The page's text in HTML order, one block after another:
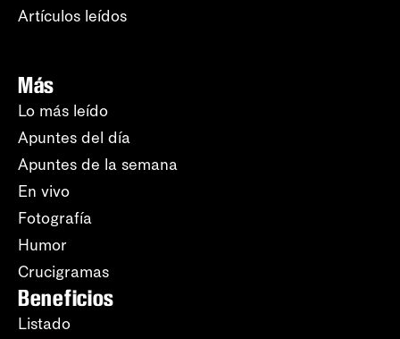
Artículos leídos
Más
Lo más leído
Apuntes del día
Apuntes de la semana
En vivo
Fotografía
Humor
Crucigramas
Beneficios
Listado